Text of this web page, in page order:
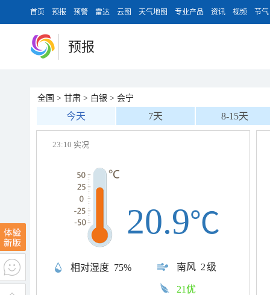
首页 预报 预警 雷达 云图 天气地图 专业产品 资讯 视频 节气
预报
全国 > 甘肃 > 白银 > 会宁
今天 7天 8-15天
23:10 实况
相对湿度 75% 南风 2级
20.9℃
21优